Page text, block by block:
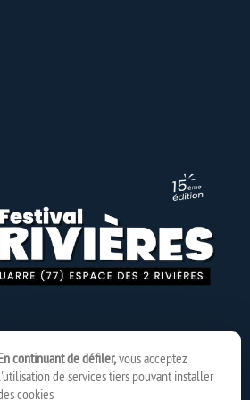
continuant de défiler,vous acceptez
de services tiers pouvant installer
cookies